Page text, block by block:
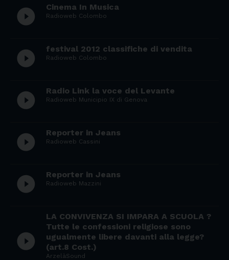
play_circle_filled Cinema In Musica
Radioweb Colombo
play_circle_filled festival 2012 classifiche di vendita
Radioweb Colombo
play_circle_filled Radio Link la voce del Levante
Radioweb Municipio IX di Genova
play_circle_filled Reporter in Jeans
Radioweb Cassini
play_circle_filled Reporter in Jeans
Radioweb Mazzini
play_circle_filled
LA CONVIVENZA SI IMPARA A SCUOLA ?
Tutte le confessioni religiose sono
ugualmente libere davanti alla legge?
(art.8 Cost.)
ArzelàSound